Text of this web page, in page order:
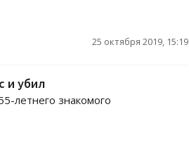
25 октября 2019, 15:19
и убил
летнего знакомого